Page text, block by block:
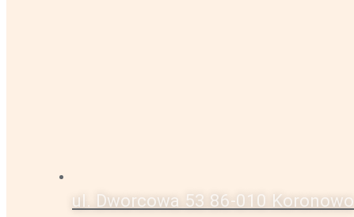
ul. Dworcowa 53 86-010 Koronowo